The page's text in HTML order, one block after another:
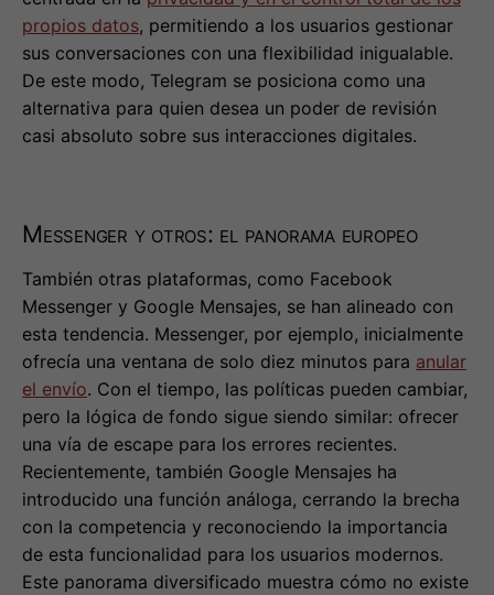
propios datos, permitiendo a los usuarios gestionar
sus conversaciones con una flexibilidad inigualable.
De este modo, Telegram se posiciona como una
alternativa para quien desea un poder de revisión
casi absoluto sobre sus interacciones digitales.
Messenger y otros: el panorama europeo
También otras plataformas, como Facebook
Messenger y Google Mensajes, se han alineado con
esta tendencia. Messenger, por ejemplo, inicialmente
ofrecía una ventana de solo diez minutos para anular
el envío. Con el tiempo, las políticas pueden cambiar,
pero la lógica de fondo sigue siendo similar: ofrecer
una vía de escape para los errores recientes.
Recientemente, también Google Mensajes ha
introducido una función análoga, cerrando la brecha
con la competencia y reconociendo la importancia
de esta funcionalidad para los usuarios modernos.
Este panorama diversificado muestra cómo no existe